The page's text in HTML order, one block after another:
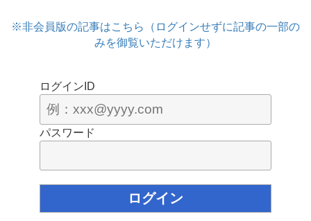
※非会員版の記事はこちら（ログインせずに記事の一部の
みを御覧いただけます）
ログインID
パスワード